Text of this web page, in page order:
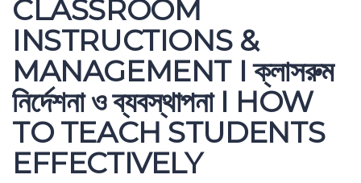
CLASSROOM
INSTRUCTIONS &
MANAGEMENT I ক্লাসরুম
নির্দেশনা ও ব্যবস্থাপনা I HOW
TO TEACH STUDENTS
EFFECTIVELY